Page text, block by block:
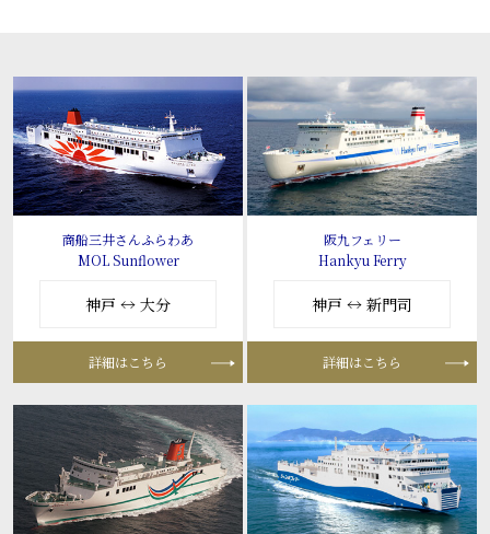
商船三井さんふらわあ
MOL Sunflower
神戸 ↔ 大分
詳細はこちら
阪九フェリー
Hankyu Ferry
神戸 ↔ 新門司
詳細はこちら